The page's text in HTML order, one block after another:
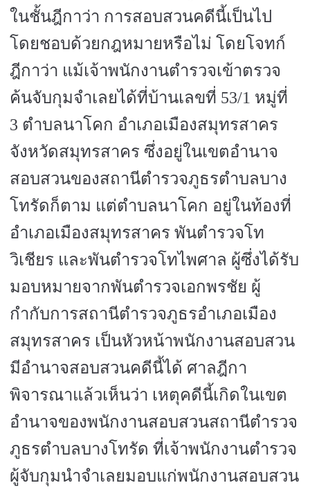
ในชั้นฎีกาว่า การสอบสวนคดีนี้เป็นไป
โดยชอบด้วยกฎหมายหรือไม่ โดยโจทก์
ฎีกาว่า แม้เจ้าพนักงานตำรวจเข้าตรวจ
ค้นจับกุมจำเลยได้ที่บ้านเลขที่ 53/1 หมู่ที่
3 ตำบลนาโคก อำเภอเมืองสมุทรสาคร
จังหวัดสมุทรสาคร ซึ่งอยู่ในเขตอำนาจ
สอบสวนของสถานีตำรวจภูธรตำบลบาง
โทรัดก็ตาม แต่ตำบลนาโคก อยู่ในท้องที่
อำเภอเมืองสมุทรสาคร พันตำรวจโท
วิเชียร และพันตำรวจโทไพศาล ผู้ซึ่งได้รับ
มอบหมายจากพันตำรวจเอกพรชัย ผู้
กำกับการสถานีตำรวจภูธรอำเภอเมือง
สมุทรสาคร เป็นหัวหน้าพนักงานสอบสวน
มีอำนาจสอบสวนคดีนี้ได้ ศาลฎีกา
พิจารณาแล้วเห็นว่า เหตุคดีนี้เกิดในเขต
อำนาจของพนักงานสอบสวนสถานีตำรวจ
ภูธรตำบลบางโทรัด ที่เจ้าพนักงานตำรวจ
ผู้จับกุมนำจำเลยมอบแก่พนักงานสอบสวน